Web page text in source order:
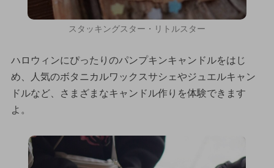
スタッキングスター・リトルスター
ハロウィンにぴったりのパンプキンキャンドルをはじ
め、人気のボタニカルワックスサシェやジュエルキャン
ドルなど、さまざまなキャンドル作りを体験できます
よ。